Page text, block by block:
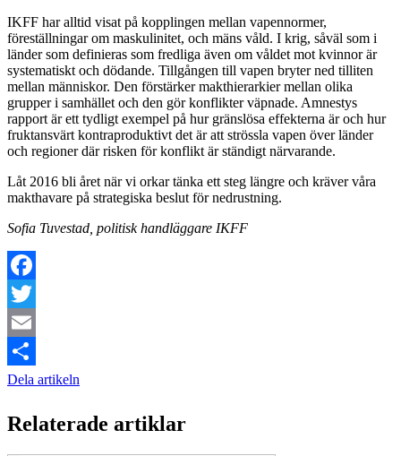
IKFF har alltid visat på kopplingen mellan vapennormer,
föreställningar om maskulinitet, och mäns våld. I krig, såväl som i
länder som definieras som fredliga även om våldet mot kvinnor är
systematiskt och dödande. Tillgången till vapen bryter ned tilliten
mellan människor. Den förstärker makthierarkier mellan olika
grupper i samhället och den gör konflikter väpnade. Amnestys
rapport är ett tydligt exempel på hur gränslösa effekterna är och hur
fruktansvärt kontraproduktivt det är att strössla vapen över länder
och regioner där risken för konflikt är ständigt närvarande.
Låt 2016 bli året när vi orkar tänka ett steg längre och kräver våra
makthavare på strategiska beslut för nedrustning.
Sofia Tuvestad, politisk handläggare IKFF
Facebook
Twitter
Email
Dela artikeln
Relaterade artiklar